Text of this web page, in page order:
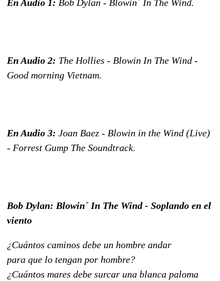
En Audio 1: Bob Dylan - Blowin´ In The Wind.
En Audio 2: The Hollies - Blowin In The Wind -
Good morning Vietnam.
En Audio 3: Joan Baez - Blowin in the Wind (Live)
- Forrest Gump The Soundtrack.
Bob Dylan: Blowin´ In The Wind - Soplando en el
viento
¿Cuántos caminos debe un hombre andar
para que lo tengan por hombre?
¿Cuántos mares debe surcar una blanca paloma